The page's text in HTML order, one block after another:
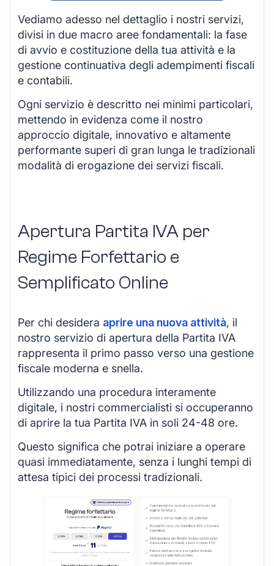
Vediamo adesso nel dettaglio i nostri servizi,
divisi in due macro aree fondamentali: la fase
di avvio e costituzione della tua attività e la
gestione continuativa degli adempimenti fiscali
e contabili.
Ogni servizio è descritto nei minimi particolari,
mettendo in evidenza come il nostro
approccio digitale, innovativo e altamente
performante superi di gran lunga le tradizionali
modalità di erogazione dei servizi fiscali.
Apertura Partita IVA per
Regime Forfettario e
Semplificato Online
Per chi desidera aprire una nuova attività, il
nostro servizio di apertura della Partita IVA
rappresenta il primo passo verso una gestione
fiscale moderna e snella.
Utilizzando una procedura interamente
digitale, i nostri commercialisti si occuperanno
di aprire la tua Partita IVA in soli 24-48 ore.
Questo significa che potrai iniziare a operare
quasi immediatamente, senza i lunghi tempi di
attesa tipici dei processi tradizionali.